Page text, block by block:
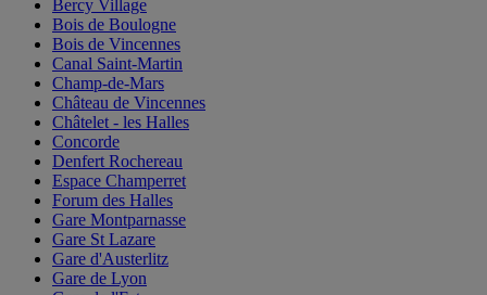
Bercy Village
Bois de Boulogne
Bois de Vincennes
Canal Saint-Martin
Champ-de-Mars
Château de Vincennes
Châtelet - les Halles
Concorde
Denfert Rochereau
Espace Champerret
Forum des Halles
Gare Montparnasse
Gare St Lazare
Gare d'Austerlitz
Gare de Lyon